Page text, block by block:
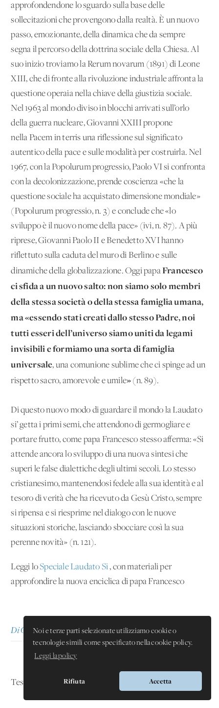
Noi e terze parti selezionate utilizziamo cookie o
tecnologie simili come specificato nella cookie policy.
Leggi la policy
Rifiuta Accetta
approfondendone lo sguardo sulla base delle
sollecitazioni che provengono dalla realtà. È un nuovo
passo, emozionante, della dinamica che da sempre
segna il percorso della dottrina sociale della Chiesa. Al
suo inizio troviamo la Rerum novarum (1891) di Leone
XIII, che di fronte alla rivoluzione industriale affronta la
questione operaia nella chiave della giustizia sociale.
Nel 1963 al mondo diviso in blocchi arrivati sull’orlo
della guerra nucleare, Giovanni XXIII propone
nella Pacem in terris una riflessione sul significato
autentico della pace e sulle modalità per costruirla. Nel
1967, con la Popolurum progressio, Paolo VI si confronta
con la decolonizzazione, prende coscienza «che la
questione sociale ha acquistato dimensione mondiale»
(Popolurum progressio, n. 3) e conclude che «lo
sviluppo è il nuovo nome della pace» (ivi, n. 87). A più
riprese, Giovanni Paolo II e Benedetto XVI hanno
riflettuto sulla caduta del muro di Berlino e sulle
dinamiche della globalizzazione. Oggi papaFrancesco
ci sfida a un nuovo salto: non siamo solo membri
della stessa società o della stessa famiglia umana,
ma «essendo stati creati dallo stesso Padre, noi
tutti esseri dell’universo siamo uniti da legami
invisibili e formiamo una sorta di famiglia
universale, una comunione sublime che ci spinge ad un
rispetto sacro, amorevole e umile» (n. 89).
Di questo nuovo modo di guardare il mondo la Laudato
si’ getta i primi semi, che attendono di germogliare e
portare frutto, come papa Francesco stesso afferma: «Si
attende ancora lo sviluppo di una nuova sintesi che
superi le false dialettiche degli ultimi secoli. Lo stesso
cristianesimo, mantenendosi fedele alla sua identità e al
tesoro di verità che ha ricevuto da Gesù Cristo, sempre
si ripensa e si riesprime nel dialogo con le nuove
situazioni storiche, lasciando sbocciare così la sua
perenne novità» (n. 121).
Leggi loSpeciale Laudato Si', con materiali per
approfondire la nuova enciclica di papa Francesco
Di Giacomo Costa e Paolo Foglizzo
Testo tratto daaggiornamentisociali.it